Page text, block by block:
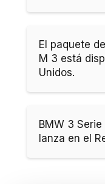
El paquete
M 3 está
Unidos.
BMW 3
lanza en el